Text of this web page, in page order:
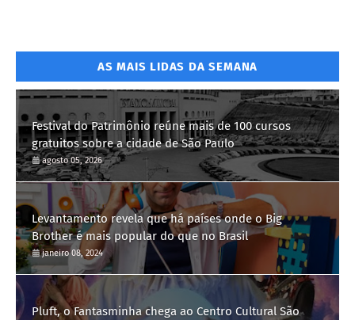
AS MAIS LIDAS DA SEMANA
Festival do Patrimônio reúne mais de 100 cursos
gratuitos sobre a cidade de São Paulo
agosto 05, 2026
Levantamento revela que há países onde o Big
Brother é mais popular do que no Brasil
janeiro 08, 2024
Pluft, o Fantasminha chega ao Centro Cultural São